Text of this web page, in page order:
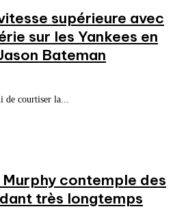
supérieure avec
sur les Yankees en
Bateman
de courtiser la...
Murphy contemple des
très longtemps